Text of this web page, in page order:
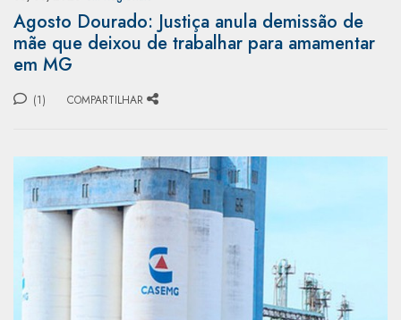
Agosto Dourado: Justiça anula demissão de
mãe que deixou de trabalhar para amamentar
em MG
(1) COMPARTILHAR